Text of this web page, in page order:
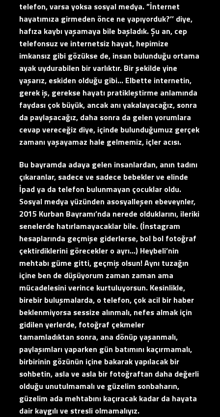
telefon, varsa yoksa sosyal medya. ”İnternet
hayatımıza girmeden önce ne yapıyorduk?’’ diye,
hafıza kaybı yaşamaya bile başladık. Şu an, cep
telefonsuz ve internetsiz hayat, hepimize
imkansız gibi gözükse de, insan bulunduğu ortama
ayak uydurabilen bir varlıktır. Bir şekilde yine
yaşarız, eskiden olduğu gibi… Elbette internetin,
gerek iş, gerekse hayatı pratikleştirme anlamında
faydası çok büyük, ancak anı yakalayacağız, sonra
da paylaşacağız, daha sonra da gelen yorumlara
cevap vereceğiz diye, içinde bulunduğumuz gerçek
zamanı yaşayamaz hale gelmemiz, içler acısı.
Bu bayramda adaya gelen insanlardan, anın tadını
çıkaranlar, sadece ve sadece bebekler ve elinde
İpad ya da telefon bulunmayan çocuklar oldu.
Sosyal medya yüzünden asosyalleşen ebeveynler,
2015 Kurban Bayramı’nda nerede olduklarını, ileriki
senelerde hatırlamayacaklar bile. (İnstagram
hesaplarında geçmişe giderlerse, bol bol fotoğraf
çektirdiklerini görecekler o ayrı…) Heybeli’nin
mehtabı güme gitti, geçmiş olsun! Aynı tuzağın
içine ben de düşüyorum zaman zaman ama
mücadelesini verince kurtuluyorsun. Kesinlikle,
birebir buluşmalarda, o telefon, çok acil bir haber
beklenmiyorsa sessize alınmalı, nefes almak için
gidilen yerlerde, fotoğraf çekmeler
tamamladıktan sonra, ana dönüp yaşanmalı,
paylaşımları yaparken gün batımını kaçırmamalı,
birbirinin gözünün içine bakarak yapılacak bir
sohbetin, asla ve asla bir fotoğraftan daha değerli
olduğu unutulmamalı ve güzelim sonbaharın,
güzelim ada mehtabını kaçıracak kadar da hayata
dair kaygılı ve stresli olmamalıyız.